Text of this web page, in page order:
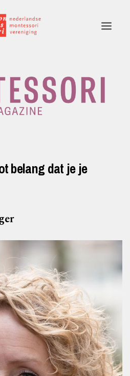
belang dat je je